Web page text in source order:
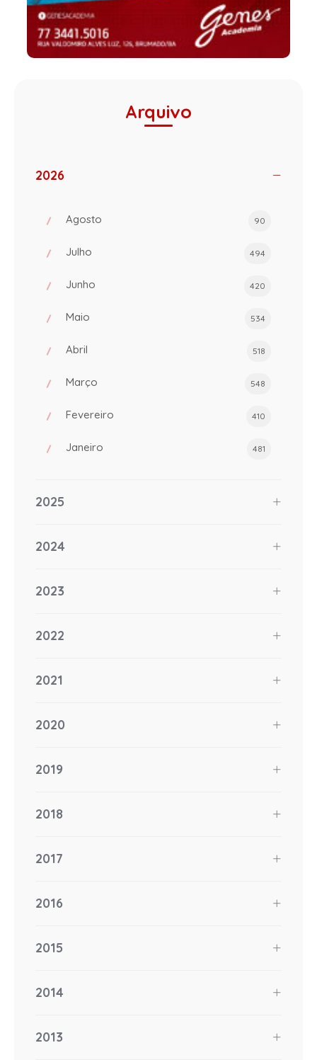
Arquivo
2026
Agosto 90
Julho 494
Junho 420
Maio 534
Abril 518
Março 548
Fevereiro 410
Janeiro 481
2025
2024
2023
2022
2021
2020
2019
2018
2017
2016
2015
2014
2013